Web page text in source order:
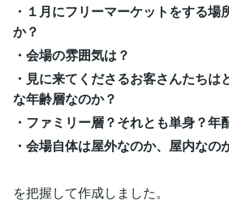
・１月にフリーマーケットをする場
か？
・会場の雰囲気は？
・見に来てくださるお客さんたち
な年齢層なのか？
・ファミリー層？それとも単身？年
・会場自体は屋外なのか、屋内なの
を把握して作成しました。